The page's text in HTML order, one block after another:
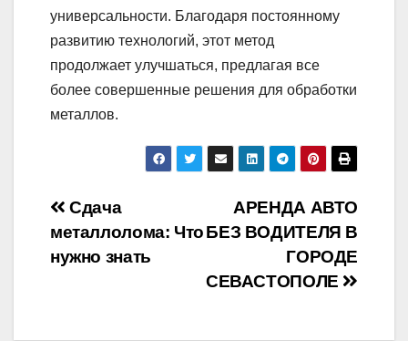
универсальности. Благодаря постоянному
развитию технологий, этот метод
продолжает улучшаться, предлагая все
более совершенные решения для обработки
металлов.
Навигация
по
АРЕНДА АВТО
БЕЗ ВОДИТЕЛЯ В
ГОРОДЕ
СЕВАСТОПОЛЕ
Сдача
металлолома: Что
нужно знать